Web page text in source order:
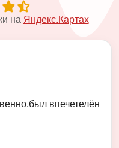
на Яндекс.Картах
впечетелён